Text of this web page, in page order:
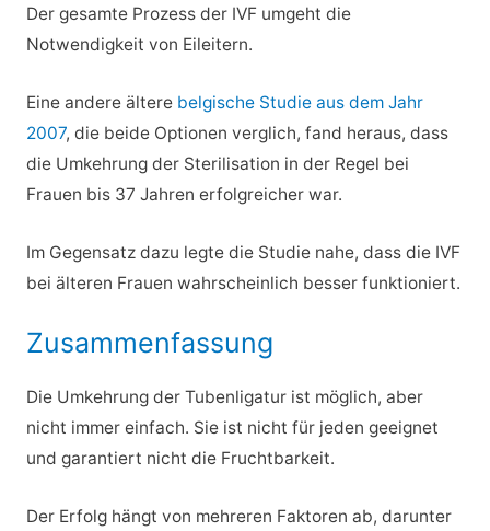
Der gesamte Prozess der IVF umgeht die
Notwendigkeit von Eileitern.
Eine andere ältere belgische Studie aus dem Jahr
2007, die beide Optionen verglich, fand heraus, dass
die Umkehrung der Sterilisation in der Regel bei
Frauen bis 37 Jahren erfolgreicher war.
Im Gegensatz dazu legte die Studie nahe, dass die IVF
bei älteren Frauen wahrscheinlich besser funktioniert.
Zusammenfassung
Die Umkehrung der Tubenligatur ist möglich, aber
nicht immer einfach. Sie ist nicht für jeden geeignet
und garantiert nicht die Fruchtbarkeit.
Der Erfolg hängt von mehreren Faktoren ab, darunter